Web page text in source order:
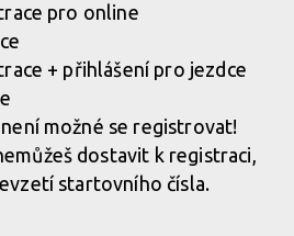
pro online
+ přihlášení pro jezdce
možné se registrovat!
dostavit k registraci,
startovního čísla.